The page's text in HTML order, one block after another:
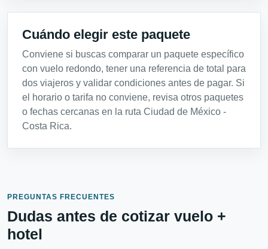
Cuándo elegir este paquete
Conviene si buscas comparar un paquete específico
con vuelo redondo, tener una referencia de total para
dos viajeros y validar condiciones antes de pagar. Si
el horario o tarifa no conviene, revisa otros paquetes
o fechas cercanas en la ruta Ciudad de México -
Costa Rica.
PREGUNTAS FRECUENTES
Dudas antes de cotizar vuelo +
hotel